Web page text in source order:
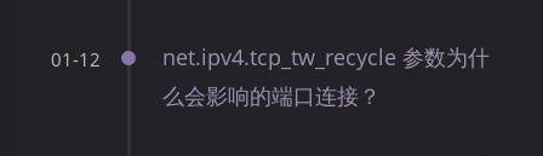
01-12
net.ipv4.tcp_tw_recycle 参数为什
么会影响的端口连接？